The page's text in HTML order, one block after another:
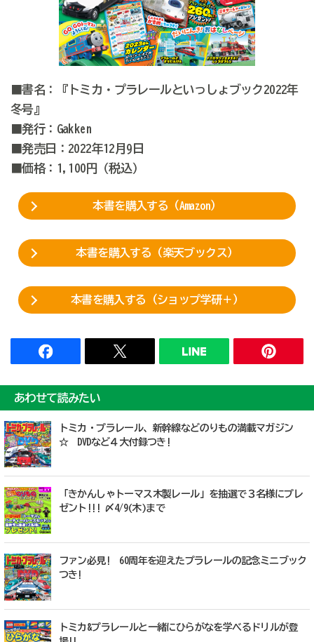
■書名：『トミカ・プラレールといっしょブック2022年
冬号』
■発行：Gakken
■発売日：2022年12月9日
■価格：1,100円（税込）
本書を購入する（Amazon）
本書を購入する（楽天ブックス）
本書を購入する（ショップ学研＋）
あわせて読みたい
トミカ・プラレール、新幹線などのりもの満載マガジン
☆ DVDなど４大付録つき!
「きかんしゃトーマス木製レール」を抽選で３名様にプレ
ゼント!!! 〆4/9(木)まで
ファン必見! 60周年を迎えたプラレールの記念ミニブック
つき!
トミカ&プラレールと一緒にひらがなを学べるドリルが登